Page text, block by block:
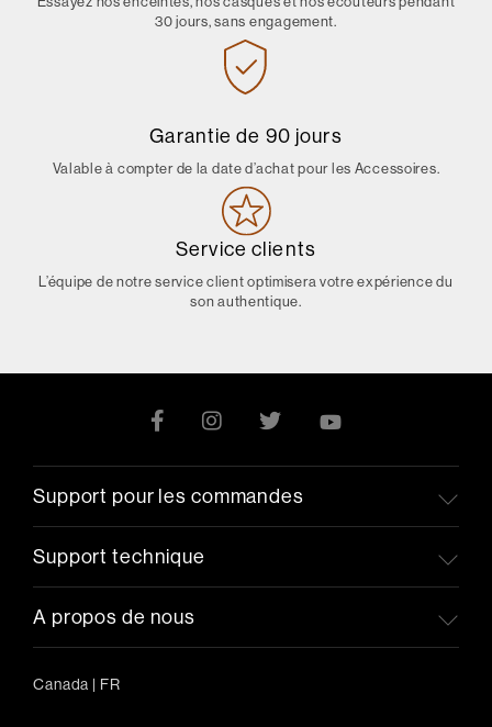
30 jours, sans engagement.
Garantie de 90 jours
Valable à compter de la date d’achat pour les Accessoires.
Service clients
L’équipe de notre service client optimisera votre expérience du
son authentique.
Support pour les commandes
Support technique
A propos de nous
Canada | FR